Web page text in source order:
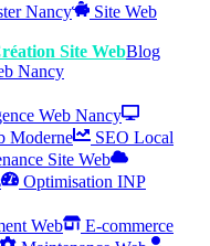
Nancy
Site Web
Site WebBlog
Nancy
Web Nancy
Moderne
SEO Local
Site Web
Optimisation INP
Web
E-commerce